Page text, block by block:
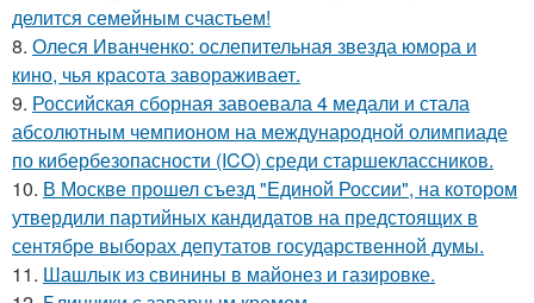
делится семейным счастьем!
8. Олеся Иванченко: ослепительная звезда юмора и
кино, чья красота завораживает.
9. Российская сборная завоевала 4 медали и стала
абсолютным чемпионом на международной олимпиаде
по кибербезопасности (ICO) среди старшеклассников.
10. В Москве прошел съезд "Единой России", на котором
утвердили партийных кандидатов на предстоящих в
сентябре выборах депутатов государственной думы.
11. Шашлык из свинины в майонез и газировке.